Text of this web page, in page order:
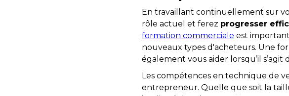
En travaillant continuellement sur
rôle actuel et ferez progresser
formation commerciale est
nouveaux types d'acheteurs. Une
également vous aider lorsqu’il s’agit
Les compétences en technique de
entrepreneur. Quelle que soit la